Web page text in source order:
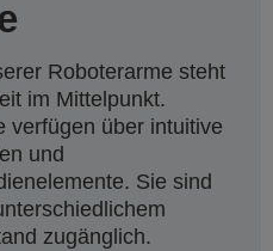
Roboterarme steht
im Mittelpunkt.
verfügen über intuitive
und
Sie sind
zugänglich.